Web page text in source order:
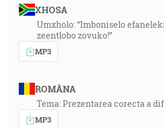
XHOSA
Umxholo: “Imboniselo
zeentlobo zovuko!”
MP3
ROMÂNA
Tema: Prezentarea corecta a
MP3